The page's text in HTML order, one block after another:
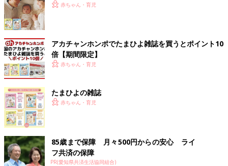
赤ちゃん・育児
アカチャンホンポでたまひよ雑誌を買うとポイント10
倍【期間限定】
赤ちゃん・育児
たまひよの雑誌
赤ちゃん・育児
85歳まで保障 月々500円からの安心 ライ
フ共済の保障
PR(愛知県共済生活協同組合)